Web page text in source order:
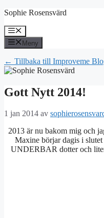
Hoppa
innehåll
Sophie Rosensvärd
Meny
Meny
← Tillbaka till Improveme
Gott Nytt 2014!
1 jan 2014 av
2013 är nu bakom mig och
Maxine börjar dagis i
UNDERBAR dotter och